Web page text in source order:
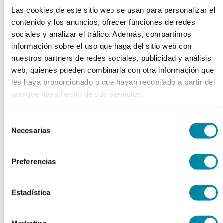
Las cookies de este sitio web se usan para personalizar el
contenido y los anuncios, ofrecer funciones de redes
sociales y analizar el tráfico. Además, compartimos
información sobre el uso que haga del sitio web con
nuestros partners de redes sociales, publicidad y análisis
web, quienes pueden combinarla con otra información que
les haya proporcionado o que hayan recopilado a partir del
uso que haya hecho de sus servicios.
Necesarias
Preferencias
Estadística
chevron_left chevron_right
consigue 15 puntos de fidelización